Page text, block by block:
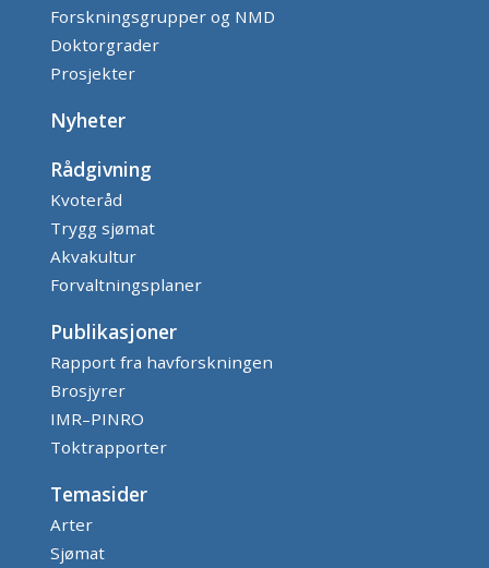
Forskningsgrupper og NMD
Doktorgrader
Prosjekter
Nyheter
Rådgivning
Kvoteråd
Trygg sjømat
Akvakultur
Forvaltningsplaner
Publikasjoner
Rapport fra havforskningen
Brosjyrer
IMR–PINRO
Toktrapporter
Temasider
Arter
Sjømat